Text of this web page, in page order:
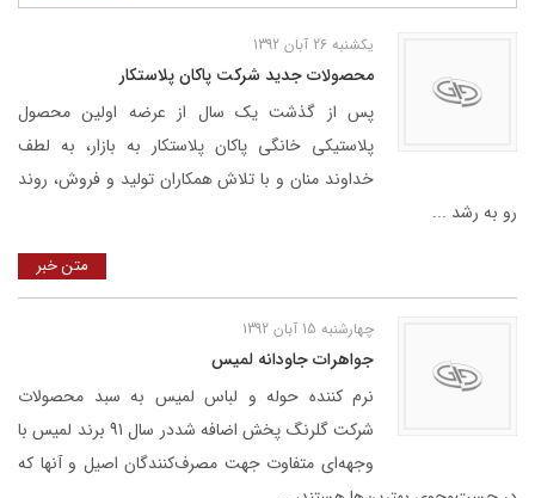
یکشنبه 26 آبان 1392
محصولات جدید شرکت پاکان پلاستکار
پس از گذشت یک سال از عرضه اولین محصول
پلاستیکی خانگی پاکان پلاستکار به بازار، به لطف
خداوند منان و با تلاش همکاران تولید و فروش، روند
رو به رشد ...
متن خبر
چهارشنبه 15 آبان 1392
جواهرات جاودانه لميس
نرم کننده حوله و لباس لمیس به سبد محصولات
شرکت گلرنگ پخش اضافه شددر سال 91 برند لمیس با
وجهه‌ای متفاوت جهت مصرف‌کنندگان اصیل و آنها که